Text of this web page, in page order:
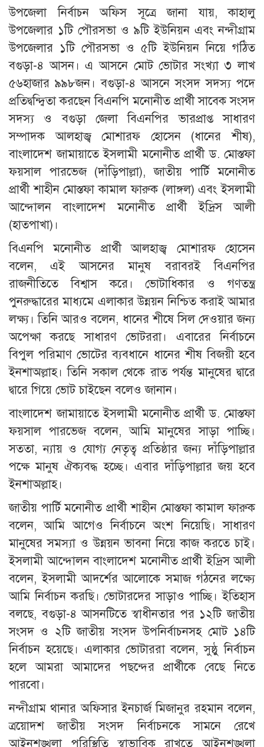
উপজেলা নির্বাচন অফিস সূত্রে জানা যায়, কাহালু
উপজেলার ১টি পৌরসভা ও ৯টি ইউনিয়ন এবং নন্দীগ্রাম
উপজেলার ১টি পৌরসভা ও ৫টি ইউনিয়ন নিয়ে গঠিত
বগুড়া-৪ আসন। এ আসনে মোট ভোটার সংখ্যা ৩ লাখ
৫৬হাজার ৯৯৮জন। বগুড়া-৪ আসনে সংসদ সদস্য পদে
প্রতিদ্বন্দ্বিতা করছেন বিএনপি মনোনীত প্রার্থী সাবেক সংসদ
সদস্য ও বগুড়া জেলা বিএনপির ভারপ্রাপ্ত সাধারণ
সম্পাদক আলহাজ্ব মোশারফ হোসেন (ধানের শীষ),
বাংলাদেশ জামায়াতে ইসলামী মনোনীত প্রার্থী ড. মোস্তফা
ফয়সাল পারভেজ (দাঁড়িপাল্লা), জাতীয় পার্টি মনোনীত
প্রার্থী শাহীন মোস্তফা কামাল ফারুক (লাঙ্গল) এবং ইসলামী
আন্দোলন বাংলাদেশ মনোনীত প্রার্থী ইদ্রিস আলী
(হাতপাখা)।
বিএনপি মনোনীত প্রার্থী আলহাজ্ব মোশারফ হোসেন
বলেন, এই আসনের মানুষ বরাবরই বিএনপির
রাজনীতিতে বিশ্বাস করে। ভোটাধিকার ও গণতন্ত্র
পুনরুদ্ধারের মাধ্যমে এলাকার উন্নয়ন নিশ্চিত করাই আমার
লক্ষ্য। তিনি আরও বলেন, ধানের শীষে সিল দেওয়ার জন্য
অপেক্ষা করছে সাধারণ ভোটররা। এবারের নির্বাচনে
বিপুল পরিমাণ ভোটের ব্যবধানে ধানের শীষ বিজয়ী হবে
ইনশাঅল্লাহ। তিনি সকাল থেকে রাত পর্যন্ত মানুষের দ্বারে
দ্বারে গিয়ে ভোট চাইছেন বলেও জানান।
বাংলাদেশ জামায়াতে ইসলামী মনোনীত প্রার্থী ড. মোস্তফা
ফয়সাল পারভেজ বলেন, আমি মানুষের সাড়া পাচ্ছি।
সততা, ন্যায় ও যোগ্য নেতৃত্ব প্রতিষ্ঠার জন্য দাঁড়িপাল্লার
পক্ষে মানুষ ঐক্যবদ্ধ হচ্ছে। এবার দাঁড়িপাল্লার জয় হবে
ইনশাঅল্লাহ।
জাতীয় পার্টি মনোনীত প্রার্থী শাহীন মোস্তফা কামাল ফারুক
বলেন, আমি আগেও নির্বাচনে অংশ নিয়েছি। সাধারণ
মানুষের সমস্যা ও উন্নয়ন ভাবনা নিয়ে কাজ করতে চাই।
ইসলামী আন্দোলন বাংলাদেশ মনোনীত প্রার্থী ইদ্রিস আলী
বলেন, ইসলামী আদর্শের আলোকে সমাজ গঠনের লক্ষ্যে
আমি নির্বাচন করছি। ভোটারদের সাড়াও পাচ্ছি। ইতিহাস
বলছে, বগুড়া-৪ আসনটিতে স্বাধীনতার পর ১২টি জাতীয়
সংসদ ও ২টি জাতীয় সংসদ উপনির্বাচনসহ মোট ১৪টি
নির্বাচন হয়েছে। এলাকার ভোটাররা বলেন, সুষ্ঠু নির্বাচন
হলে আমরা আমাদের পছন্দের প্রার্থীকে বেছে নিতে
পারবো।
নন্দীগ্রাম থানার অফিসার ইনচার্জ মিজানুর রহমান বলেন,
ত্রয়োদশ জাতীয় সংসদ নির্বাচনকে সামনে রেখে
আইনশৃঙ্খলা পরিস্থিতি স্বাভাবিক রাখতে আইনশৃঙ্খলা